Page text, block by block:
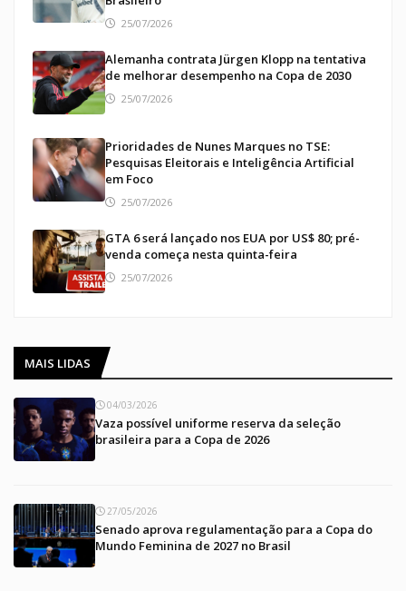
25/07/2026
Alemanha contrata Jürgen Klopp na tentativa
de melhorar desempenho na Copa de 2030
25/07/2026
Prioridades de Nunes Marques no TSE:
Pesquisas Eleitorais e Inteligência Artificial
em Foco
25/07/2026
GTA 6 será lançado nos EUA por US$ 80; pré-
venda começa nesta quinta-feira
25/07/2026
MAIS LIDAS
04/03/2026
Vaza possível uniforme reserva da seleção
brasileira para a Copa de 2026
27/05/2026
Senado aprova regulamentação para a Copa do
Mundo Feminina de 2027 no Brasil